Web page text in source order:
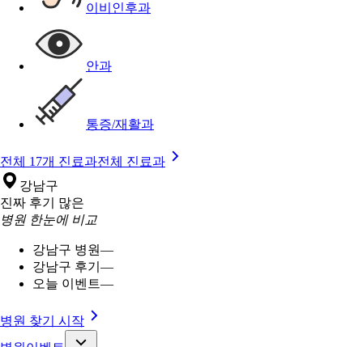
이비인후과
안과
통증/재활과
전체 17개 진료과전체 진료과
강남구
진짜 후기 많은
병원 한눈에 비교
강남구 병원—
강남구 후기 —
오늘 이벤트—
병원 찾기 시작